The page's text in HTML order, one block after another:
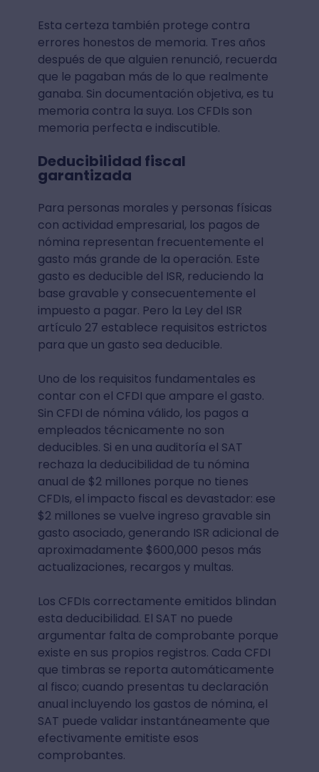
Esta certeza también protege contra
errores honestos de memoria. Tres años
después de que alguien renunció, recuerda
que le pagaban más de lo que realmente
ganaba. Sin documentación objetiva, es tu
memoria contra la suya. Los CFDIs son
memoria perfecta e indiscutible.
Deducibilidad fiscal
garantizada
Para personas morales y personas físicas
con actividad empresarial, los pagos de
nómina representan frecuentemente el
gasto más grande de la operación. Este
gasto es deducible del ISR, reduciendo la
base gravable y consecuentemente el
impuesto a pagar. Pero la Ley del ISR
artículo 27 establece requisitos estrictos
para que un gasto sea deducible.
Uno de los requisitos fundamentales es
contar con el CFDI que ampare el gasto.
Sin CFDI de nómina válido, los pagos a
empleados técnicamente no son
deducibles. Si en una auditoría el SAT
rechaza la deducibilidad de tu nómina
anual de $2 millones porque no tienes
CFDIs, el impacto fiscal es devastador: ese
$2 millones se vuelve ingreso gravable sin
gasto asociado, generando ISR adicional de
aproximadamente $600,000 pesos más
actualizaciones, recargos y multas.
Los CFDIs correctamente emitidos blindan
esta deducibilidad. El SAT no puede
argumentar falta de comprobante porque
existe en sus propios registros. Cada CFDI
que timbras se reporta automáticamente
al fisco; cuando presentas tu declaración
anual incluyendo los gastos de nómina, el
SAT puede validar instantáneamente que
efectivamente emitiste esos
comprobantes.